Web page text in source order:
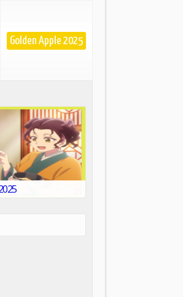
Golden Apple 2025